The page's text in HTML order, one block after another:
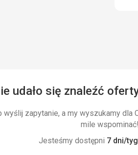
udało się znaleźć
wyślij zapytanie, a my wyszukamy dla
mile wspominać!
Jesteśmy dostępni 7 dni/